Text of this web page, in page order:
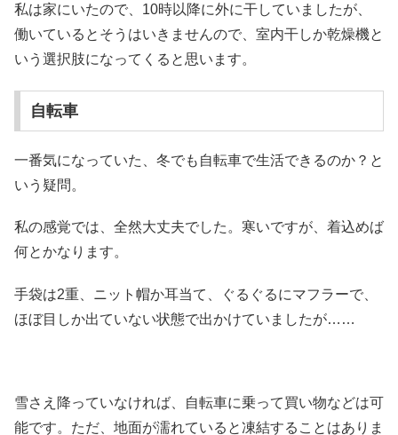
私は家にいたので、10時以降に外に干していましたが、
働いているとそうはいきませんので、室内干しか乾燥機と
いう選択肢になってくると思います。
自転車
一番気になっていた、冬でも自転車で生活できるのか？と
いう疑問。
私の感覚では、全然大丈夫でした。寒いですが、着込めば
何とかなります。
手袋は2重、ニット帽か耳当て、ぐるぐるにマフラーで、
ほぼ目しか出ていない状態で出かけていましたが……
雪さえ降っていなければ、自転車に乗って買い物などは可
能です。ただ、地面が濡れていると凍結することはありま